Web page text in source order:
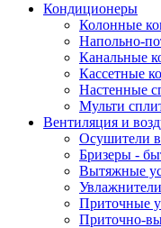
Кондиционеры
Колонные
Напольно-
Канальные
Кассетные
Настенные
Мульти
Вентиляция и
Осушители
Бризеры -
Вытяжные
Приточные
Приточно-